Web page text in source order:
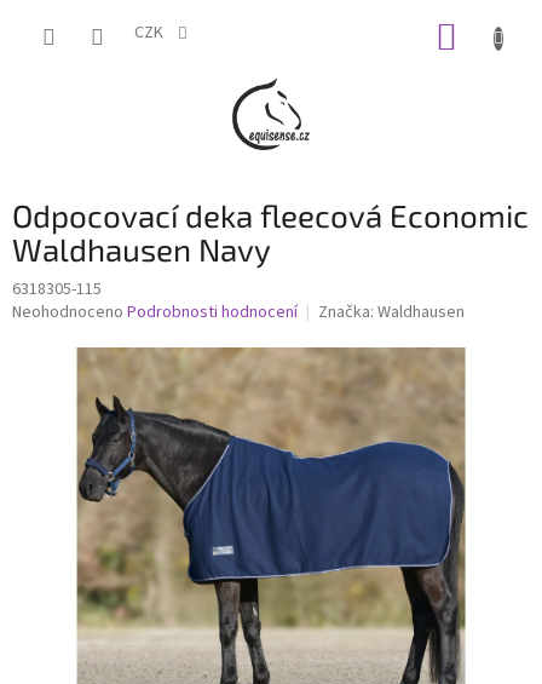
CZK
Odpocovací deka fleecová Economic
Waldhausen Navy
6318305-115
Průměrné
hvězdiček.
Neohodnoceno Podrobnosti hodnocení Značka: Waldhausen